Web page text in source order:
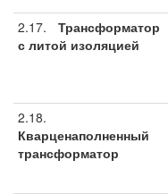
2.17. Трансформатор
с литой изоляцией
2.18.
Кварценаполненный
трансформатор